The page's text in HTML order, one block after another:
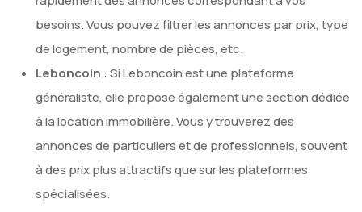
besoins. Vous pouvez filtrer les annonces par prix, type
de logement, nombre de pièces, etc.
Leboncoin : Si Leboncoin est une plateforme
généraliste, elle propose également une section dédiée
à la location immobilière. Vous y trouverez des
annonces de particuliers et de professionnels, souvent
à des prix plus attractifs que sur les plateformes
spécialisées.